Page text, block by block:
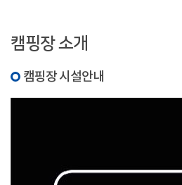
캠핑장 소개
캠핑장 시설안내